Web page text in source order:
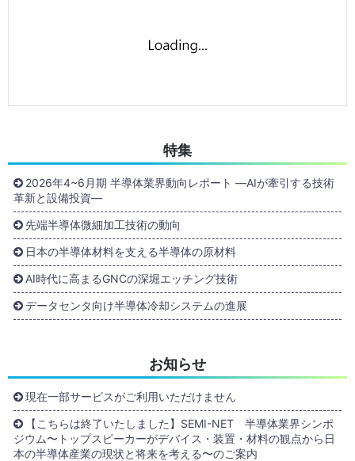
特集
2026年4~6月期 半導体業界動向レポート ―AIが牽引する技術
革新と設備投資―
先端半導体微細加工技術の動向
日本の半導体材料を支える半導体の原材料
AI時代に高まるGNCの深堀エッチング技術
データセンタ向け半導体冷却システムの進展
お知らせ
現在一部サービスがご利用いただけません
【こちらは終了いたしました】SEMI-NET 半導体業界シンポ
ジウム〜トップスピーカーがデバイス・装置・材料の観点から日
本の半導体産業の現状と将来を考える〜のご案内